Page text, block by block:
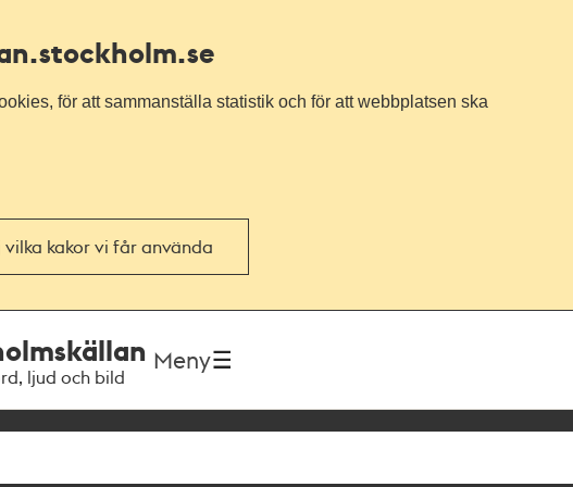
.stockholm.se
för att sammanställa statistik och för att webbplatsen ska
vilka kakor vi får använda
ljud och bild
Meny